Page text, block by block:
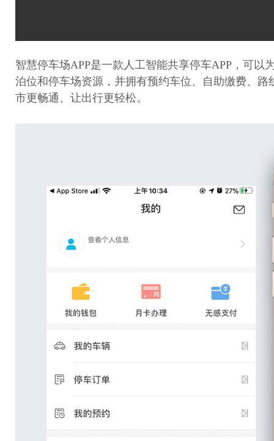
智慧停车场APP是一款人工智能共享停车APP，可
泊位和停车场资源，并拥有预约车位、自助缴费、
市更畅通、让出行更轻松。